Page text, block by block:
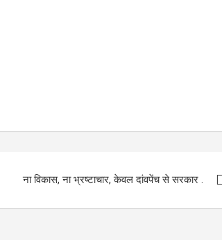
ना विकास, ना भ्रष्टाचार, केवल दांवपेंच से सरकार .